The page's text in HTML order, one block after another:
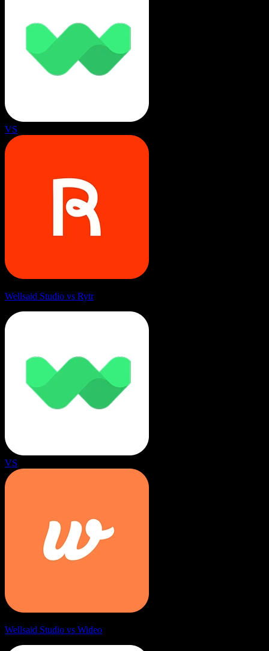
VS
Wellsaid Studio vs Rytr
VS
Wellsaid Studio vs Wideo